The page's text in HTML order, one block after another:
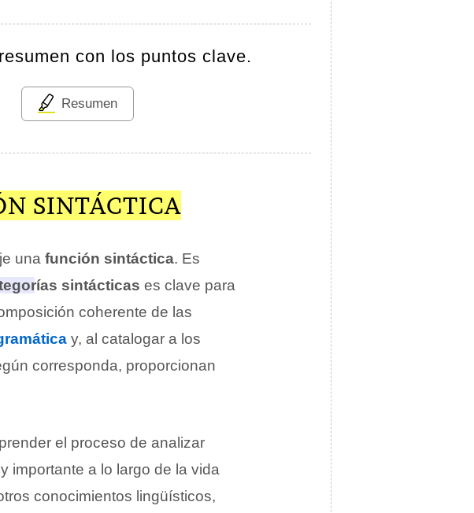
con los puntos clave.
Resumen
SINTÁCTICA
una función sintáctica. Es
sintácticas es clave para
coherente de las
y, al catalogar a los
corresponda, proporcionan
el proceso de analizar
importante a lo largo de la vida
conocimientos lingüísticos,